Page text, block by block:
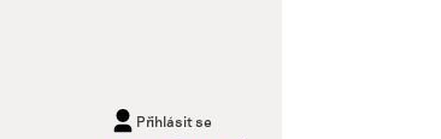
Přihlásit se